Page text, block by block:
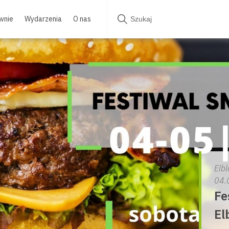
Wydarzenia O nas